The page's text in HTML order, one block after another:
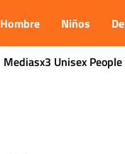
Hombre Niños
Mediasx3 Unisex